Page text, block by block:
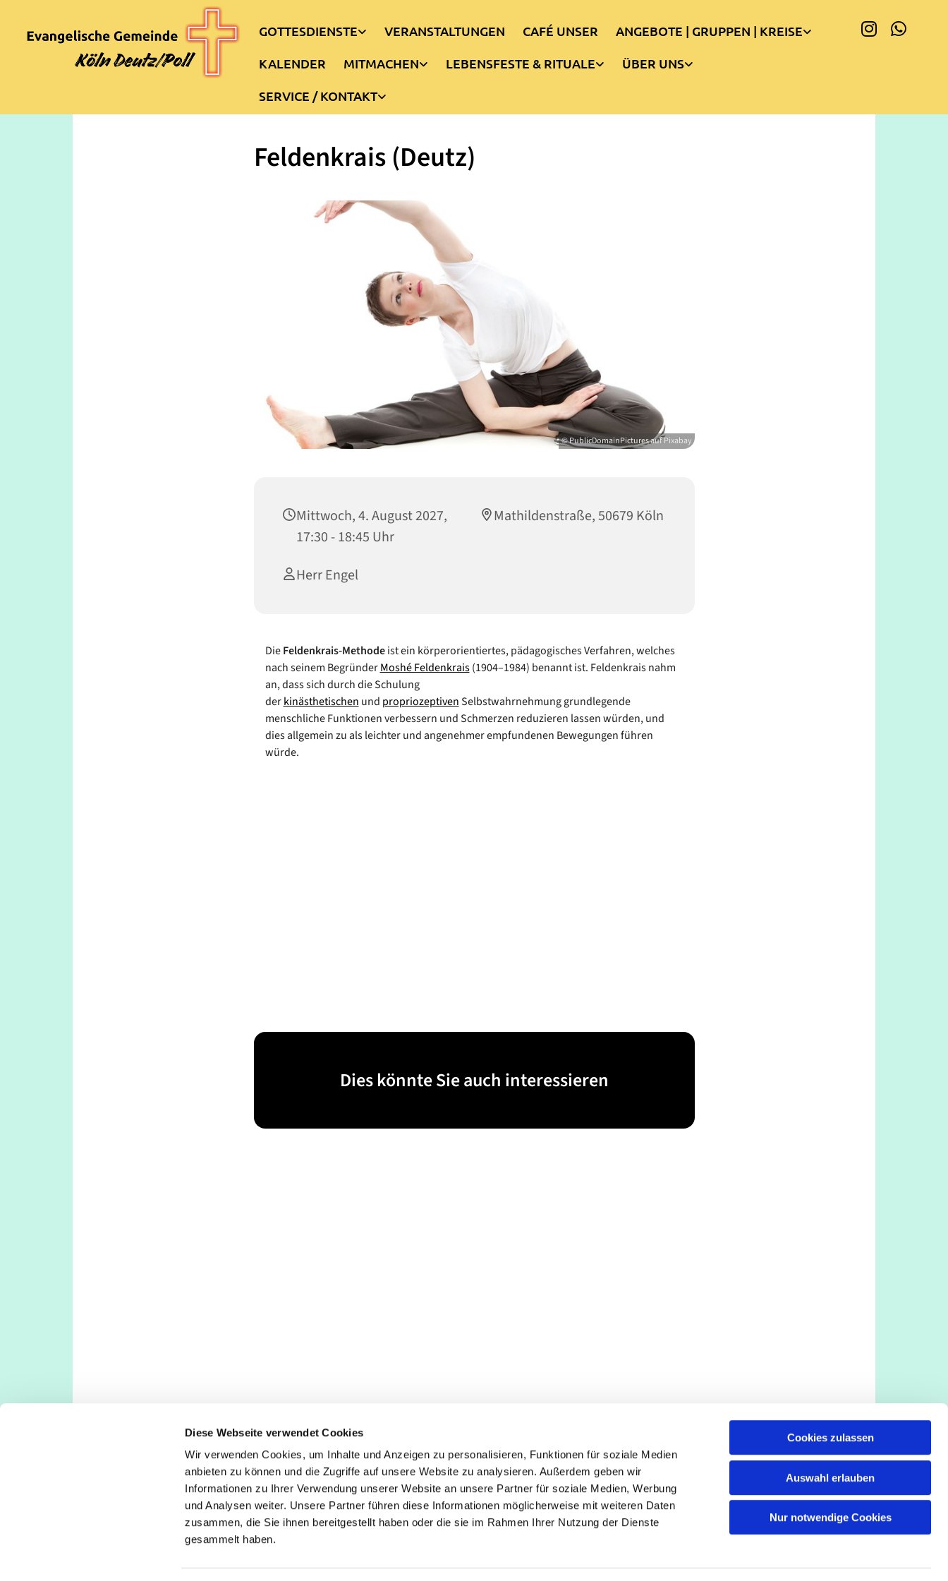
Diese Webseite verwendet Cookies
Wir verwenden Cookies, um Inhalte und Anzeigen zu personalisieren, Funktionen für soziale Medien
anbieten zu können und die Zugriffe auf unsere Website zu analysieren. Außerdem geben wir
Informationen zu Ihrer Verwendung unserer Website an unsere Partner für soziale Medien, Werbung
und Analysen weiter. Unsere Partner führen diese Informationen möglicherweise mit weiteren Daten
zusammen, die Sie ihnen bereitgestellt haben oder die sie im Rahmen Ihrer Nutzung der Dienste
gesammelt haben.
Cookies zulassen
Auswahl erlauben
Nur notwendige Cookies
GOTTESDIENSTE VERANSTALTUNGEN CAFÉ UNSER
ANGEBOTE | GRUPPEN | KREISE
KALENDER
MITMACHEN LEBENSFESTE & RITUALE
ÜBER UNS
SERVICE / KONTAKT
Feldenkrais (Deutz)
© PublicDomainPictures auf Pixabay
Mittwoch, 4. August 2027,
17:30 - 18:45 Uhr
Mathildenstraße, 50679 Köln
Herr Engel
DieFeldenkrais-Methodeist ein körperorientiertes, pädagogisches Verfahren, welches
nach seinem BegründerMoshé Feldenkrais(1904–1984) benannt ist. Feldenkrais nahm
an, dass sich durch die Schulung
derkinästhetischen und propriozeptivenSelbstwahrnehmung grundlegende
menschliche Funktionen verbessern und Schmerzen reduzieren lassen würden, und
dies allgemein zu als leichter und angenehmer empfundenen Bewegungen führen
würde.
Dies könnte Sie auch interessieren
Evangelische Kirchengemeinde Köln-Deutz/Poll
Deutz: Tempelstraße 29, 50679 Köln
Poll: Rolshover Str. 588a, 51105 Köln
koeln-deutz-poll@ekir.de
Spenden